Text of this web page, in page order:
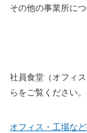
その他の事業所に
社員食堂（オフィ
らをご覧ください。
オフィス・工場な